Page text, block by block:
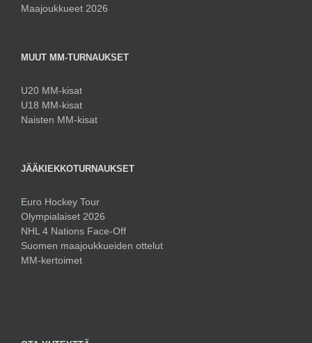
Maajoukkueet 2026
MUUT MM-TURNAUKSET
U20 MM-kisat
U18 MM-kisat
Naisten MM-kisat
JÄÄKIEKKOTURNAUKSET
Euro Hockey Tour
Olympialaiset 2026
NHL 4 Nations Face-Off
Suomen maajoukkueiden ottelut
MM-kertoimet